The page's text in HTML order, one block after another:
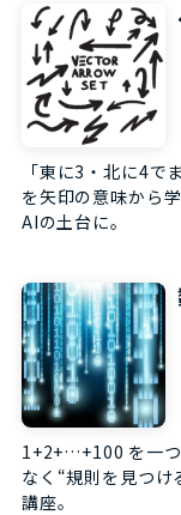
「東に3・北に4で
を矢印の意味から
AIの土台に。
1+2+…+100 を一
なく“規則を見つ
講座。